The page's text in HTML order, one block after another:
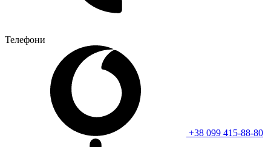
Телефони
+38 099 415-88-80